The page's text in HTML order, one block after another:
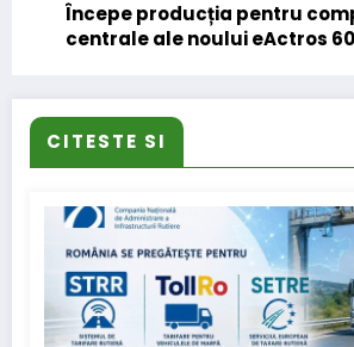
Începe producția pentru
centrale ale noului eActros
CITESTE SI